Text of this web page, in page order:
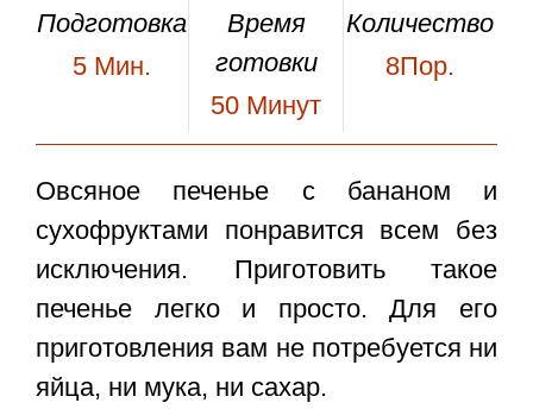
Подготовка
5 Мин.
Время
готовки
50 Минут
Количество
8Пор.
Овсяное печенье с бананом и
сухофруктами понравится всем без
исключения. Приготовить такое
печенье легко и просто. Для его
приготовления вам не потребуется ни
яйца, ни мука, ни сахар.